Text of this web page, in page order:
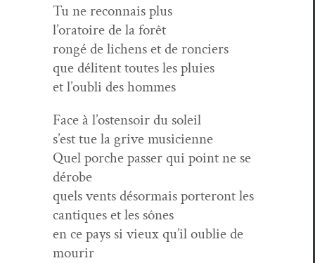
Tu ne recon­nais plus
l’oratoire de la forêt
rongé de lichens et de ronciers
que déli­tent toutes les pluies
et l’oubli des hommes
Face à l’ostensoir du soleil
s’est tue la grive musicienne
Quel porche pass­er qui point ne se
dérobe
quels vents désor­mais porteront les
can­tiques et les sônes
en ce pays si vieux qu’il oublie de
mourir